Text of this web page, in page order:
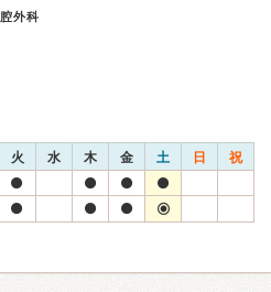
外科
火 水 木 金 土 日 祝